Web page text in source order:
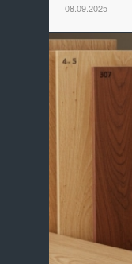
08.09.2025